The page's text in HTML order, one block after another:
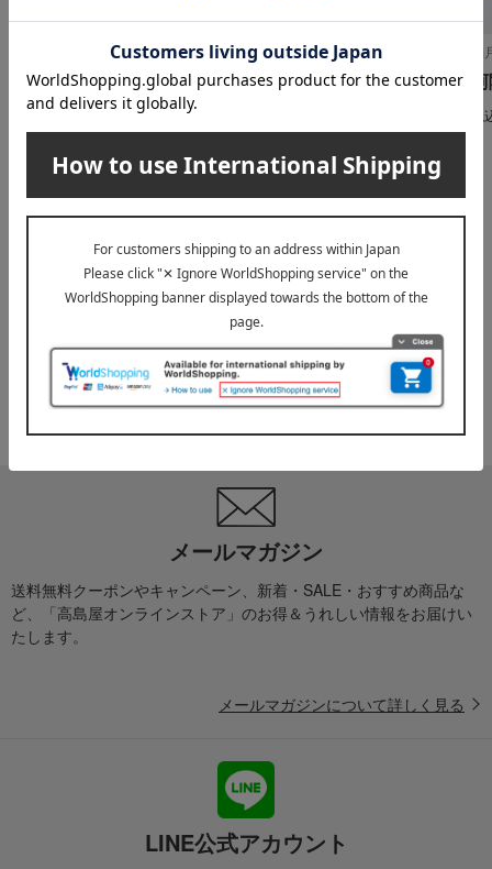
鎌倉紅谷/銘菓百選
クルミッ子 切り落とし
270g×3袋セット
税込 3,726 円
たねや/銘菓百選
涼菓詰合せ（MKRY4）
税
INFORMATION
2026年07月29日
お届け遅延のお知らせ
2025年10月03日
ご案内 『お届け先のご住所』ご確認のお願い
メールマガジン
送料無料クーポンやキャンペーン、新着・SALE・おすすめ商品な
ど、「高島屋オンラインストア」のお得＆うれしい情報をお届けい
たします。
メールマガジンについて詳しく見る
LINE公式アカウント